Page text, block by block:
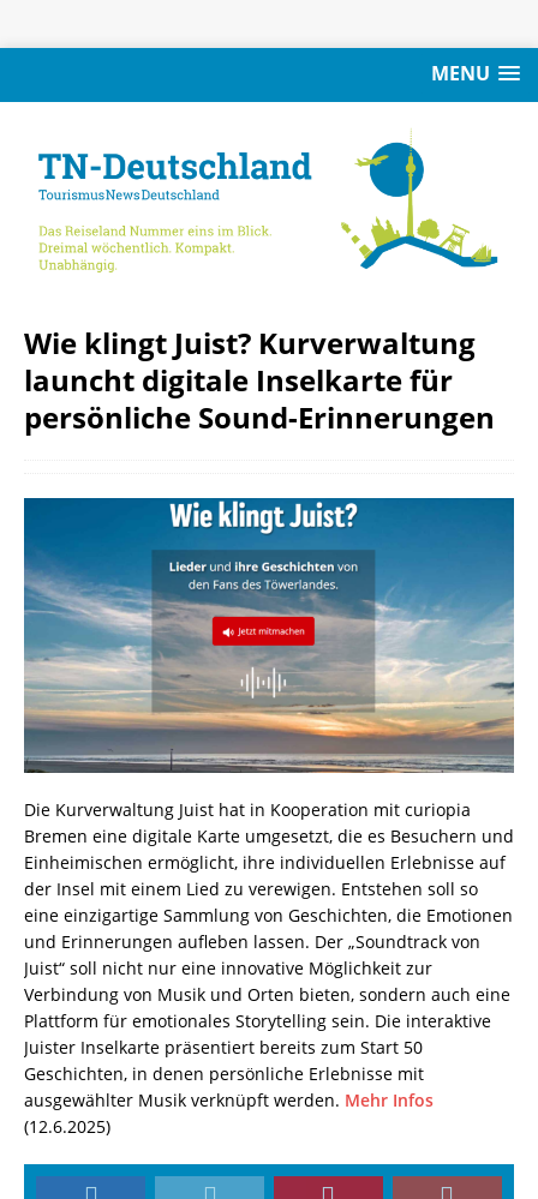
MENU
Wie klingt Juist? Kurverwaltung
launcht digitale Inselkarte für
persönliche Sound-Erinnerungen
Die Kurverwaltung Juist hat in Kooperation mit curiopia
Bremen eine digitale Karte umgesetzt, die es Besuchern und
Einheimischen ermöglicht, ihre individuellen Erlebnisse auf
der Insel mit einem Lied zu verewigen. Entstehen soll so
eine einzigartige Sammlung von Geschichten, die Emotionen
und Erinnerungen aufleben lassen. Der „Soundtrack von
Juist“ soll nicht nur eine innovative Möglichkeit zur
Verbindung von Musik und Orten bieten, sondern auch eine
Plattform für emotionales Storytelling sein. Die interaktive
Juister Inselkarte präsentiert bereits zum Start 50
Geschichten, in denen persönliche Erlebnisse mit
ausgewählter Musik verknüpft werden. Mehr Infos
(12.6.2025)